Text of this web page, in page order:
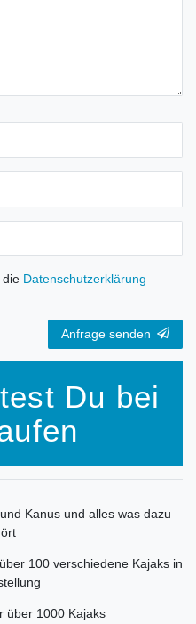
die Daten­schutz­erklärung
Anfrage senden
Du bei
Kanus und alles was dazu
100 verschiedene Kajaks in
über 1000 Kajaks